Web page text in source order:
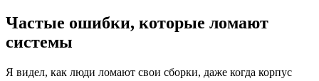
Частые ошибки, которые ломают
системы
Я видел, как люди ломают свои сборки, даже когда корпус